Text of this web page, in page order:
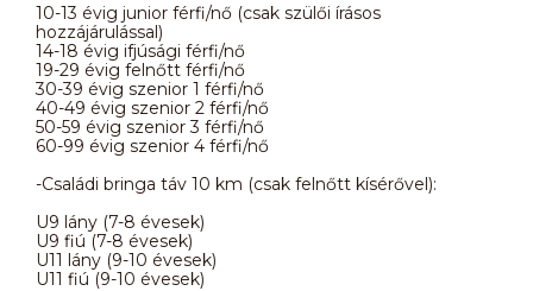
10-13 évig junior férfi/nő (csak szülői írásos
hozzájárulással)
14-18 évig ifjúsági férfi/nő
19-29 évig felnőtt férfi/nő
30-39 évig szenior 1 férfi/nő
40-49 évig szenior 2 férfi/nő
50-59 évig szenior 3 férfi/nő
60-99 évig szenior 4 férfi/nő
-Családi bringa táv 10 km (csak felnőtt kísérővel):
U9 lány (7-8 évesek)
U9 fiú (7-8 évesek)
U11 lány (9-10 évesek)
U11 fiú (9-10 évesek)